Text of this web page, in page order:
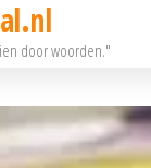
door woorden."